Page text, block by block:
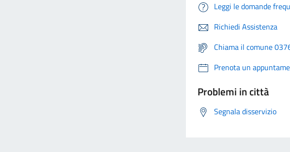
Leggi le domande
Richiedi Assistenza
Chiama il comune
Prenota un
Problemi in città
Segnala disservizio